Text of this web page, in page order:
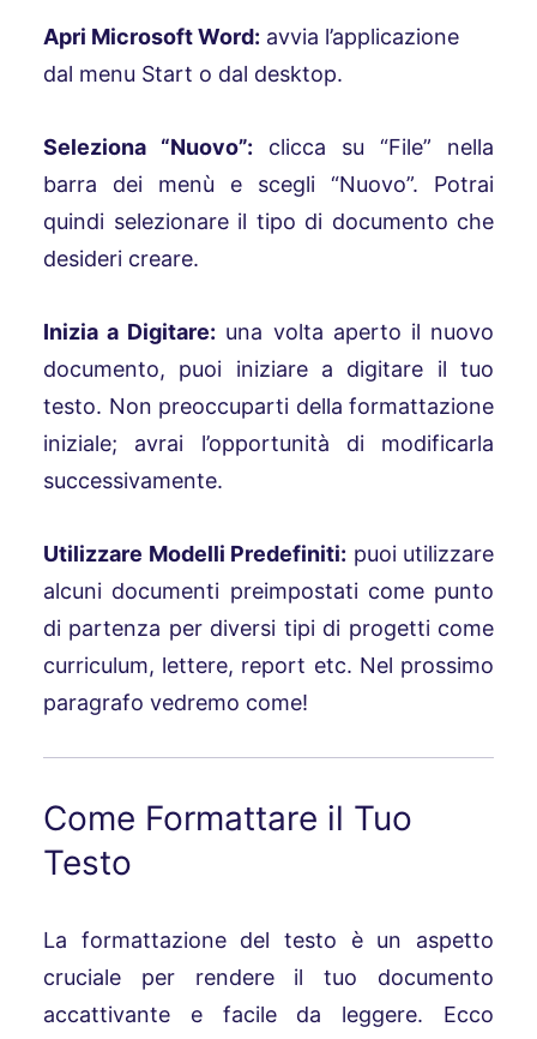
Apri Microsoft Word: avvia l’applicazione
dal menu Start o dal desktop.
Seleziona “Nuovo”: clicca su “File” nella
barra dei menù e scegli “Nuovo”. Potrai
quindi selezionare il tipo di documento che
desideri creare.
Inizia a Digitare: una volta aperto il nuovo
documento, puoi iniziare a digitare il tuo
testo. Non preoccuparti della formattazione
iniziale; avrai l’opportunità di modificarla
successivamente.
Utilizzare Modelli Predefiniti: puoi utilizzare
alcuni documenti preimpostati come punto
di partenza per diversi tipi di progetti come
curriculum, lettere, report etc. Nel prossimo
paragrafo vedremo come!
Come Formattare il Tuo
Testo
La formattazione del testo è un aspetto
cruciale per rendere il tuo documento
accattivante e facile da leggere. Ecco